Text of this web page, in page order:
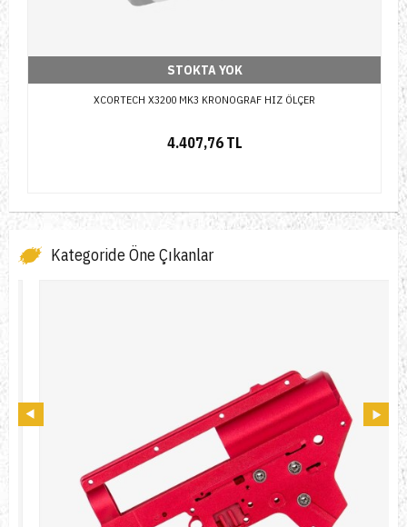
STOKTA YOK
XCORTECH X3200 MK3 KRONOGRAF HIZ ÖLÇER
4.407,76 TL
Kategoride Öne Çıkanlar